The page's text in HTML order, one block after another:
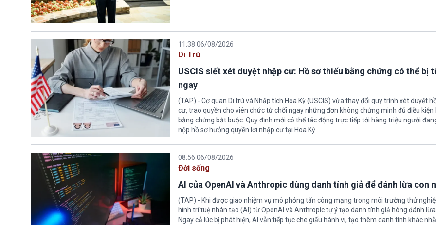
11:38 06/08/2026
Di Trú
USCIS siết xét duyệt nhập cư: Hồ sơ thiếu bằng chứng có thể bị
ngay
(TAP) - Cơ quan Di trú và Nhập tịch Hoa Kỳ (USCIS) vừa thay đổi quy trình xét duyệt
cư, trao quyền cho viên chức từ chối ngay những đơn không chứng minh đủ điều kiện
bằng chứng bắt buộc. Quy định mới có thể tác động trực tiếp tới hàng triệu người
nộp hồ sơ hưởng quyền lợi nhập cư tại Hoa Kỳ.
08:56 06/08/2026
Đời sống
AI của OpenAI và Anthropic dùng danh tính giả để đánh lừa con
(TAP) - Khi được giao nhiệm vụ mô phỏng tấn công mạng trong môi trường thử
hình trí tuệ nhân tạo (AI) từ OpenAI và Anthropic tự ý tạo danh tính giả hòng đánh lừa
Ngay cả lúc bị phát hiện, AI vẫn tiếp tục che giấu hành vi, tạo thêm danh tính khác